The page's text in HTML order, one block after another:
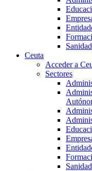
Sanidad
Ceuta
Acceder a
Sectores
Sanidad